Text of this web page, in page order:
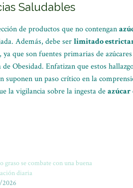
Saludables
de productos que no contengan
Además, debe serlimitado
que son fuentes primarias de
Obesidad. Enfatizan que estos
un paso crítico en la
la vigilancia sobre la ingesta deazúcar
graso se combate con una buena
diaria
2026